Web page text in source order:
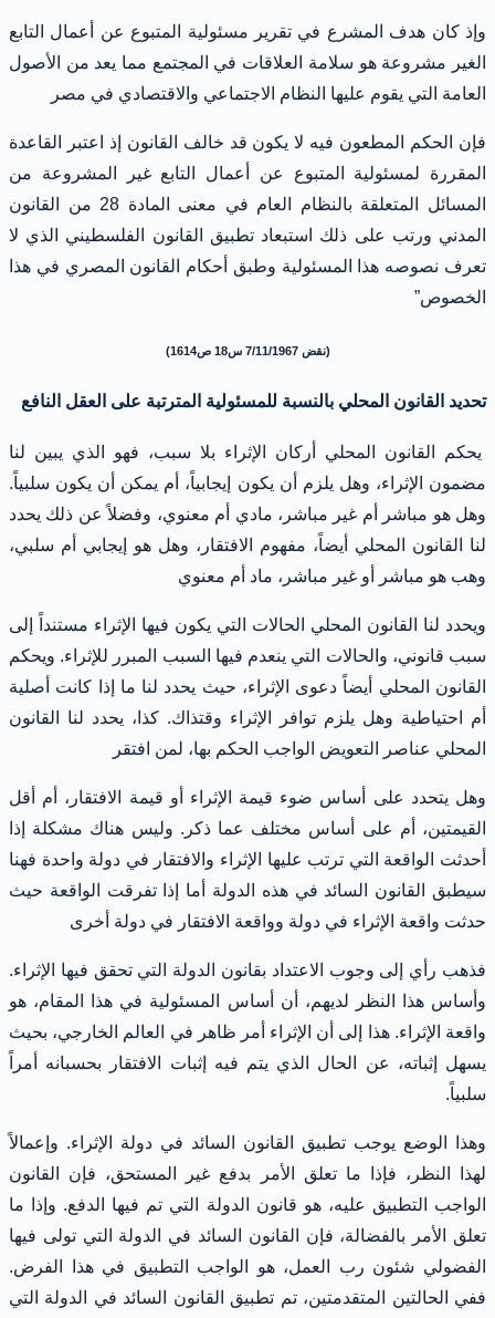
وإذ كان هدف المشرع في تقرير مسئولية المتبوع عن أعمال التابع
الغير مشروعة هو سلامة العلاقات في المجتمع مما يعد من الأصول
العامة التي يقوم عليها النظام الاجتماعي والاقتصادي في مصر
فإن الحكم المطعون فيه لا يكون قد خالف القانون إذ اعتبر القاعدة
المقررة لمسئولية المتبوع عن أعمال التابع غير المشروعة من
المسائل المتعلقة بالنظام العام في معنى المادة 28 من القانون
المدني ورتب على ذلك استبعاد تطبيق القانون الفلسطيني الذي لا
تعرف نصوصه هذا المسئولية وطبق أحكام القانون المصري في هذا
الخصوص”
(نقض 7/11/1967 س18 ص1614)
تحديد القانون المحلي بالنسبة للمسئولية المترتبة على العقل النافع
يحكم القانون المحلي أركان الإثراء بلا سبب، فهو الذي يبين لنا
مضمون الإثراء، وهل يلزم أن يكون إيجابياً، أم يمكن أن يكون سلبياً.
وهل هو مباشر أم غير مباشر، مادي أم معنوي، وفضلاً عن ذلك يحدد
لنا القانون المحلي أيضاً، مفهوم الافتقار، وهل هو إيجابي أم سلبي،
وهب هو مباشر أو غير مباشر، ماد أم معنوي
ويحدد لنا القانون المحلي الحالات التي يكون فيها الإثراء مستنداً إلى
سبب قانوني، والحالات التي ينعدم فيها السبب المبرر للإثراء. ويحكم
القانون المحلي أيضاً دعوى الإثراء، حيث يحدد لنا ما إذا كانت أصلية
أم احتياطية وهل يلزم توافر الإثراء وقتذاك. كذا، يحدد لنا القانون
المحلي عناصر التعويض الواجب الحكم بها، لمن افتقر
وهل يتحدد على أساس ضوء قيمة الإثراء أو قيمة الافتقار، أم أقل
القيمتين، أم على أساس مختلف عما ذكر. وليس هناك مشكلة إذا
أحدثت الواقعة التي ترتب عليها الإثراء والافتقار في دولة واحدة فهنا
سيطبق القانون السائد في هذه الدولة أما إذا تفرقت الواقعة حيث
حدثت واقعة الإثراء في دولة وواقعة الافتقار في دولة أخرى
فذهب رأي إلى وجوب الاعتداد بقانون الدولة التي تحقق فيها الإثراء.
وأساس هذا النظر لديهم، أن أساس المسئولية في هذا المقام، هو
واقعة الإثراء. هذا إلى أن الإثراء أمر ظاهر في العالم الخارجي، بحيث
يسهل إثباته، عن الحال الذي يتم فيه إثبات الافتقار بحسبانه أمراً
سلبياً.
وهذا الوضع يوجب تطبيق القانون السائد في دولة الإثراء. وإعمالاً
لهذا النظر، فإذا ما تعلق الأمر بدفع غير المستحق، فإن القانون
الواجب التطبيق عليه، هو قانون الدولة التي تم فيها الدفع. وإذا ما
تعلق الأمر بالفضالة، فإن القانون السائد في الدولة التي تولى فيها
الفضولي شئون رب العمل، هو الواجب التطبيق في هذا الفرض.
ففي الحالتين المتقدمتين، تم تطبيق القانون السائد في الدولة التي